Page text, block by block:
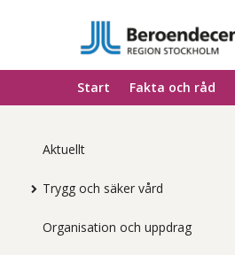
Start Fakta och råd
Aktuellt
Trygg och säker vård
Organisation och uppdrag